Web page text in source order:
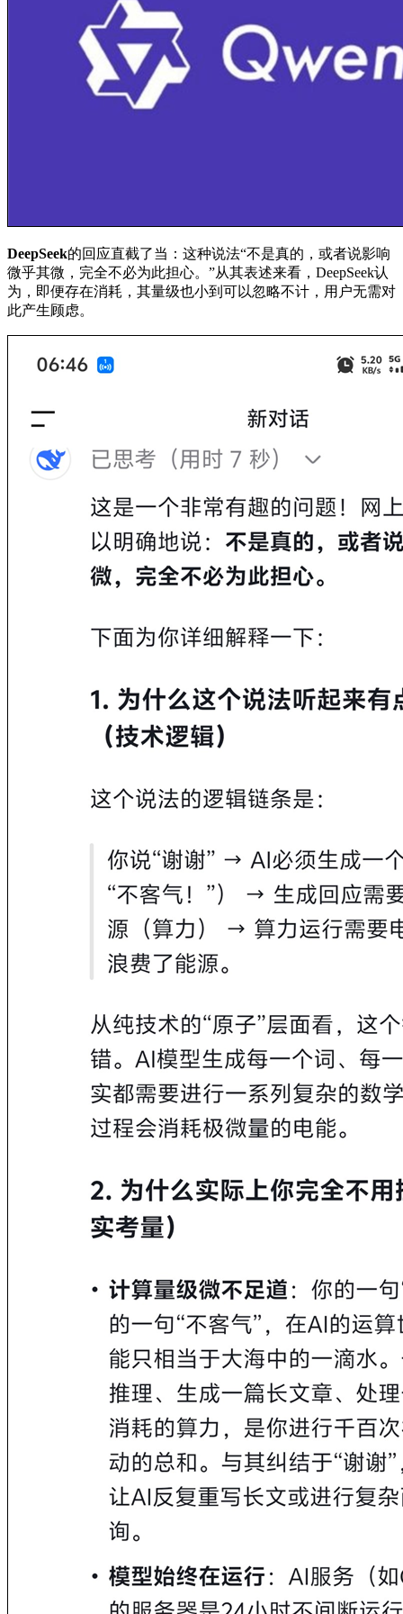
DeepSeek的回应直截了当：这种说法“不是真的，或者说影响
微乎其微，完全不必为此担心。”从其表述来看，DeepSeek认
为，即便存在消耗，其量级也小到可以忽略不计，用户无需对
此产生顾虑。